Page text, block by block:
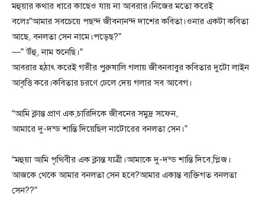
মহুয়ার কথার ধারে কাছেও যায় না আবরার।নিজের মতো করেই
বলেঃ”আমার সবচেয়ে পছন্দ জীবনানন্দ দাশের কবিতা।ওনার একটা কবিতা
আছে, বনলতা সেন নামে।পড়েছ?”
—” উঁহু, নাম শুনেছি।”
আবরার হঠাৎ করেই গভীর পুরুষালি গলায় জীবনবাবুর কবিতার দুটো লাইন
আবৃত্তি করে।কবিতার চরণে ঢেলে দেয় গলার সব আবেগ।
“আমি ক্লান্ত প্রাণ এক,চারিদিকে জীবনের সমুদ্র সফেন,
আমারে দু-দন্ড শান্তি দিয়েছিল নাটোরের বনলতা সেন।”
“মহুয়া আমি পৃথিবীর এক ক্লান্ত যাত্রী।আমাকে দু-দন্ড শান্তি দিবে,প্লিজ।
আজকে থেকে আমার বনলতা সেন হবে?আমার একান্ত ব্যক্তিগত বনলতা
সেন??”